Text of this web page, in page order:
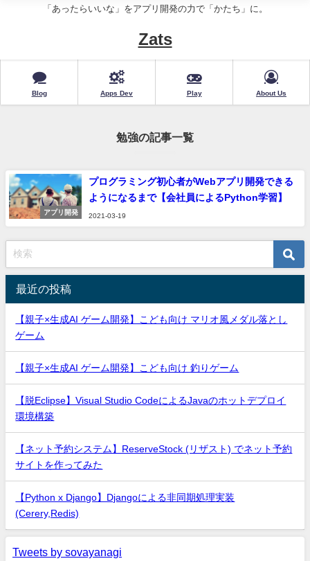
「あったらいいな」をアプリ開発の力で「かたち」に。
Zats
Blog Apps Dev Play About Us
勉強の記事一覧
アプリ開発
プログラミング初心者がWebアプリ開発できる
ようになるまで【会社員によるPython学習】
2021-03-19
最近の投稿
【親子×生成AI ゲーム開発】こども向け マリオ風メダル落とし
ゲーム
【親子×生成AI ゲーム開発】こども向け 釣りゲーム
【脱Eclipse】Visual Studio CodeによるJavaのホットデプロイ
環境構築
【ネット予約システム】ReserveStock (リザスト) でネット予約
サイトを作ってみた
【Python x Django】Djangoによる非同期処理実装
(Cerery,Redis)
Tweets by sovayanagi